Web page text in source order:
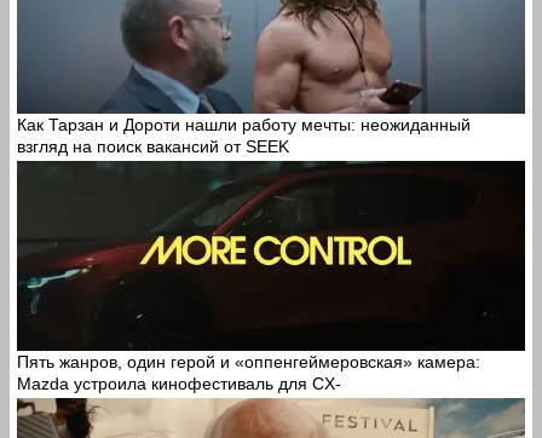
Как Тарзан и Дороти нашли работу мечты: неожиданный
взгляд на поиск вакансий от SEEK
Пять жанров, один герой и «оппенгеймеровская» камера:
Mazda устроила кинофестиваль для CX-